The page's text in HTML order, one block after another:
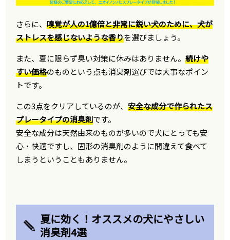
さらに、嗅覚が人の1億倍と非常に鋭い犬のために、犬が
ストレスを感じないような香りを選びましょう。
また、夏に限らず臭い対策に休みはありません。続けや
すい価格のものという点も消臭剤選びでは大事なポイン
トです。
この3点をクリアしているのが、安全な成分で作られたス
プレータイプの消臭剤です。
安全な成分は天然由来のものが多いので犬にとっても安
心・快適ですし、固形の消臭剤のように間違えて食べて
しまうということもありません。
夏に効く！オススメの犬にやさしい
消臭剤4選